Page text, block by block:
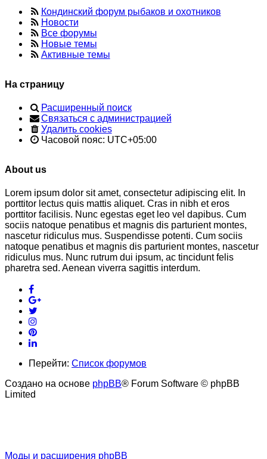
Кондинский форум рыбаков и охотников
Новости
Все форумы
Новые темы
Активные темы
На страницу
Расширенный поиск
Связаться с администрацией
Удалить cookies
Часовой пояс: UTC+05:00
About us
Lorem ipsum dolor sit amet, consectetur adipiscing elit. In
porttitor lectus quis mattis aliquet. Cras in nibh et eros
porttitor facilisis. Nunc egestas eget leo vel dapibus. Cum
sociis natoque penatibus et magnis dis parturient montes,
nascetur ridiculus mus. Suspendisse potenti. Cum sociis
natoque penatibus et magnis dis parturient montes, nascetur
ridiculus mus. Nunc rutrum dui ipsum, ac tincidunt felis
pharetra sed. Aenean viverra sagittis interdum.
Перейти: Список форумов
Создано на основе phpBB® Forum Software © phpBB
Limited
Моды и расширения phpBB